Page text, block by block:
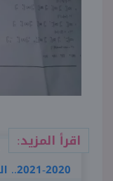
اقرأ المزيد:
2020-2021.. الموعد والأوراق المطلوبة